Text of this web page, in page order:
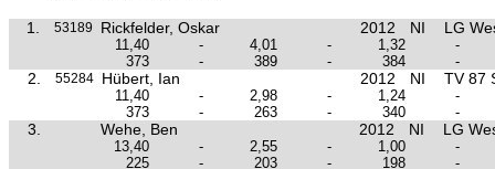
1. 53189 Rickfelder, Oskar 2012 NI LG
11,40 - 4,01 - 1,32
-
373
- 389 - 384 -
2. 55284 Hübert, Ian 2012 NI TV 87
11,40 - 2,98 - 1,24
-
373
- 263 - 340 -
3. Wehe, Ben 2012 NI LG
13,40 - 2,55 - 1,00
-
225
- 203 - 198 -